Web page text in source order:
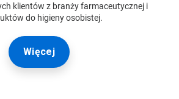
klientów z branży farmaceutycznej i
do higieny osobistej.
Więcej